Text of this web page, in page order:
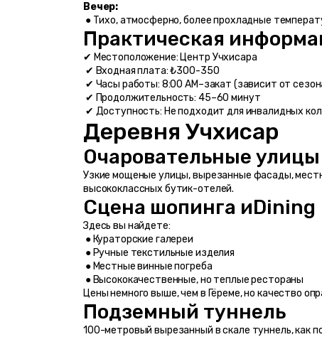
Вечер:
● Тихо, атмосферно, более прохладные
Практическая
✔ Местоположение: Центр Учхисара
✔ Входная плата: ₺300-350
✔ Часы работы: 8:00 AM–закат (зависит от
✔ Продолжительность: 45–60 минут
✔ Доступность: Не подходит для инвалидных
Деревня Учхисар
Очаровательные
Узкие мощеные улицы, вырезанные фасады,
высококлассных бутик-отелей.
Сцена шопинга иDining
Здесь вы найдете:
● Кураторские галереи
● Ручные текстильные изделия
● Местные винные погреба
● Высококачественные, но теплые рестораны
Цены немного выше, чем в Гёреме, но качество
Подземный туннель
100-метровый вырезанный в скале туннель, как